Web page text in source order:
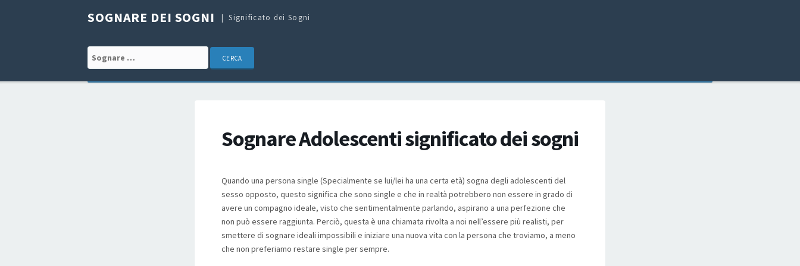
SOGNARE DEI SOGNI Significato dei Sogni
Search for:
Sognare Adolescenti significato dei sogni
Quando una persona single (Specialmente se lui/lei ha una certa età) sogna degli adolescenti del
sesso opposto, questo significa che sono single e che in realtà potrebbero non essere in grado di
avere un compagno ideale, visto che sentimentalmente parlando, aspirano a una perfezione che
non può essere raggiunta. Perciò, questa è una chiamata rivolta a noi nell’essere più realisti, per
smettere di sognare ideali impossibili e iniziare una nuova vita con la persona che troviamo, a meno
che non preferiamo restare single per sempre.